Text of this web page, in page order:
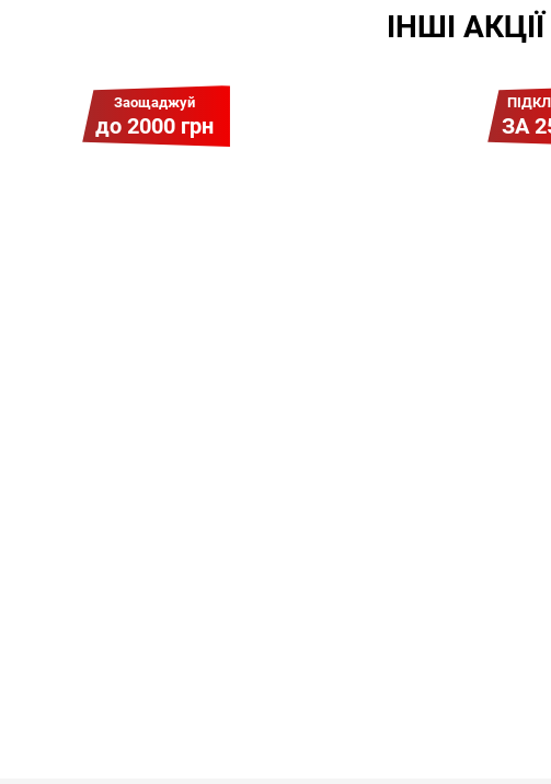
ІНШІ АКЦІЇ
Заощаджуй
до 2000 грн
ЗА